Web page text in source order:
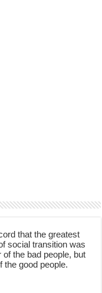
that the greatest
social transition was
the bad people, but
the good people.